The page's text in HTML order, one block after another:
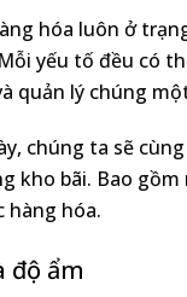
hóa luôn ở
yếu tố đều có
quản lý chúng
chúng ta sẽ
kho bãi. Bao
hàng hóa.
độ ẩm